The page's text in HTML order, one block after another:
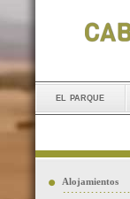
el parque
Alojamientos